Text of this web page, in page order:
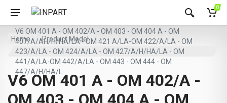
0
Home Product Model
V6 OM 401 A - OM 402/A - OM 403 - OM 404 A - OM
407/A/AH/H/HA/LA - OM 421 A/LA-OM 422/A/LA - OM
423/A/LA - OM 424/A/LA - OM 427/A/H/HA/LA - OM
441/A/LA-OM 442/A/LA - OM 443 - OM 444 - OM
447/A/H/HA/L
V6 OM 401 A - OM 402/A -